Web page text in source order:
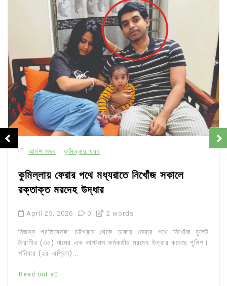
In আর্দশ সদর কুমিল্লার খবর
কুমিল্লায় ফেরার পথে মধ্যরাতে নিখোঁজ সকালে
রক্তাক্ত মরদেহ উদ্ধার
April 25, 2026 0 2 words
নিজস্ব প্রতিবেদক: চট্টগ্রাম থেকে ঢাকায় ফেরার পথে নিখোঁজ বুলেট
বৈরাগীর (৩৫) নামের এক কাস্টমস কর্মকর্তার মরদেহ উদ্ধার করেছে পুলিশ।
শনিবার (২৫ এপ্রিল)...
Read out all